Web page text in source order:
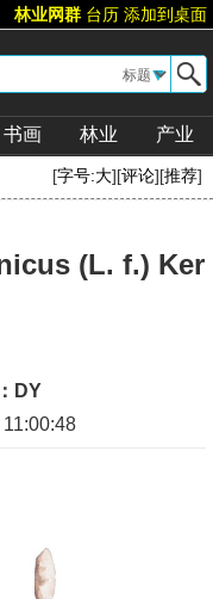
林业网群 台历 添加到桌面
▼
书画 林业 产业
[字号:大][评论][推荐]
(L. f.) Ker
DY